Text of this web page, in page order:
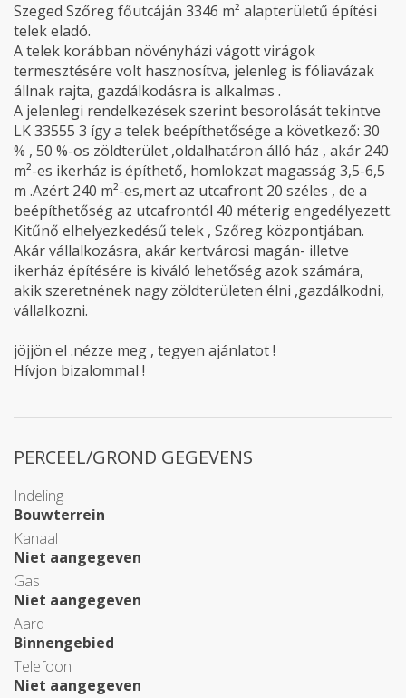
Szeged Szőreg főutcáján 3346 m² alapterületű építési
telek eladó.
A telek korábban növényházi vágott virágok
termesztésére volt hasznosítva, jelenleg is fóliavázak
állnak rajta, gazdálkodásra is alkalmas .
A jelenlegi rendelkezések szerint besorolását tekintve
LK 33555 3 így a telek beépíthetősége a következő: 30
% , 50 %-os zöldterület ,oldalhatáron álló ház , akár 240
m²-es ikerház is építhető, homlokzat magasság 3,5-6,5
m .Azért 240 m²-es,mert az utcafront 20 széles , de a
beépíthetőség az utcafrontól 40 méterig engedélyezett.
Kitűnő elhelyezkedésű telek , Szőreg központjában.
Akár vállalkozásra, akár kertvárosi magán- illetve
ikerház építésére is kiváló lehetőség azok számára,
akik szeretnének nagy zöldterületen élni ,gazdálkodni,
vállalkozni.
jöjjön el .nézze meg , tegyen ajánlatot !
Hívjon bizalommal !
PERCEEL/GROND GEGEVENS
Indeling
Bouwterrein
Kanaal
Niet aangegeven
Gas
Niet aangegeven
Aard
Binnengebied
Telefoon
Niet aangegeven